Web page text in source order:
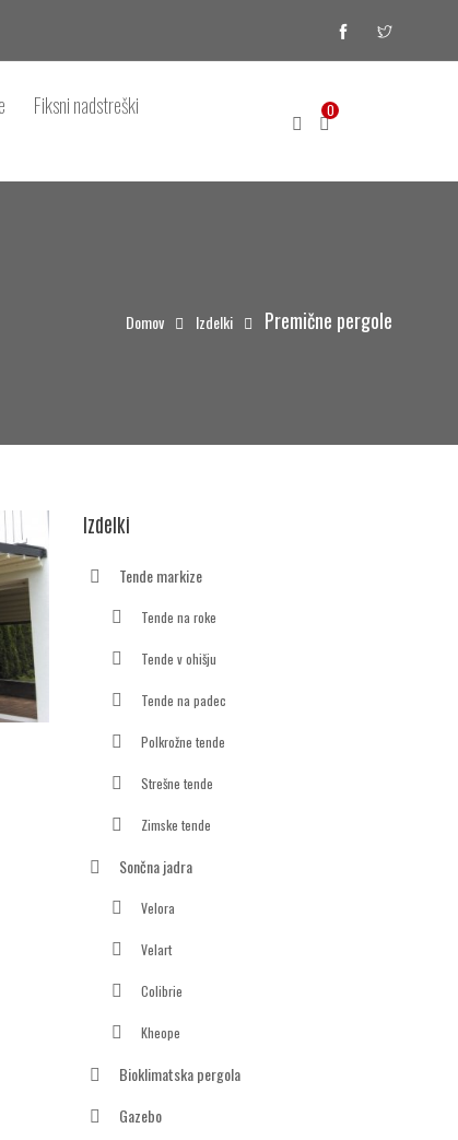
Fiksni nadstreški
0
Domov Izdelki Premične pergole
Izdelki
Tende markize
Tende na roke
Tende v ohišju
Tende na padec
Polkrožne tende
Strešne tende
Zimske tende
Sončna jadra
Velora
Velart
Colibrie
Kheope
Bioklimatska pergola
Gazebo